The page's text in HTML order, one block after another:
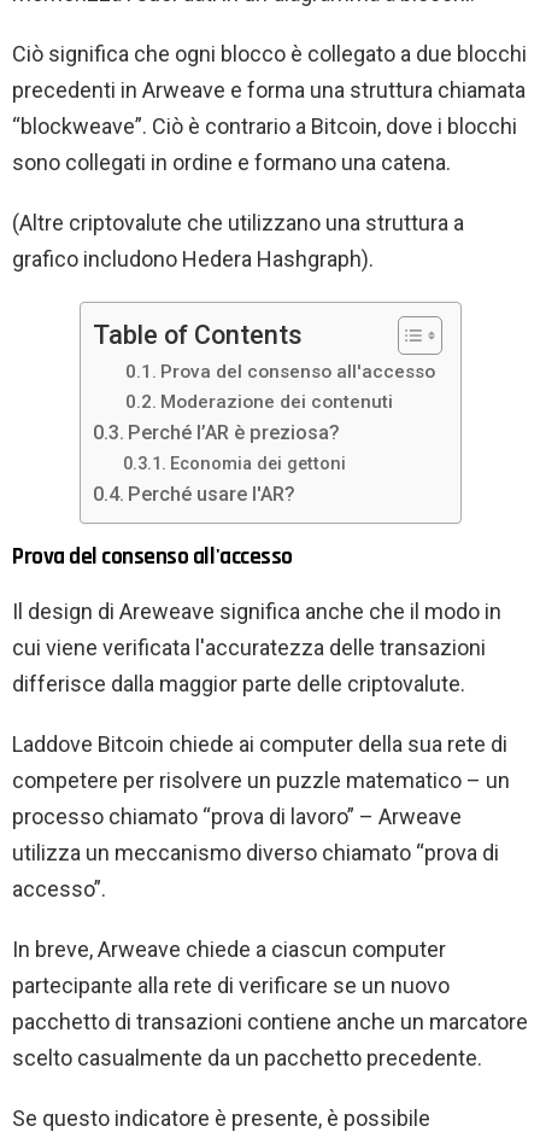
Ciò significa che ogni blocco è collegato a due blocchi
precedenti in Arweave e forma una struttura chiamata
“blockweave”. Ciò è contrario a Bitcoin, dove i blocchi
sono collegati in ordine e formano una catena.
(Altre criptovalute che utilizzano una struttura a
grafico includono Hedera Hashgraph).
Table of Contents
Prova del consenso all'accesso
Moderazione dei contenuti
Perché l’AR è preziosa?
Economia dei gettoni
Perché usare l'AR?
Prova del consenso all'accesso
Il design di Areweave significa anche che il modo in
cui viene verificata l'accuratezza delle transazioni
differisce dalla maggior parte delle criptovalute.
Laddove Bitcoin chiede ai computer della sua rete di
competere per risolvere un puzzle matematico – un
processo chiamato “prova di lavoro” – Arweave
utilizza un meccanismo diverso chiamato “prova di
accesso”.
In breve, Arweave chiede a ciascun computer
partecipante alla rete di verificare se un nuovo
pacchetto di transazioni contiene anche un marcatore
scelto casualmente da un pacchetto precedente.
Se questo indicatore è presente, è possibile